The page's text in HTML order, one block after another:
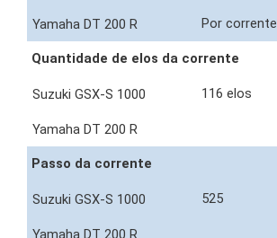
Por corrente
Quantidade de elos da corrente
116 elos
Passo da corrente
525